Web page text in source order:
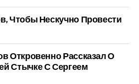
Чтобы Нескучно Провести
Откровенно Рассказал О
Стычке С Сергеем